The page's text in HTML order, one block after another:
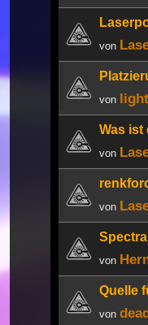
von
von
Was ist
von
von
von
Quelle
von